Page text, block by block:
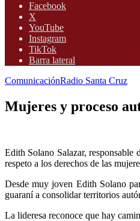
Facebook
X
YouTube
Instagram
TikTok
Barra lateral
ComunicaciónRadio Santa Cruz
Mujeres y proceso
Edith Solano Salazar,
respeto a los derechos de las
Desde muy joven Edith Solano
guaraní a consolidar territorios
La lideresa reconoce que hay